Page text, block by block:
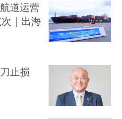
道运营
｜出海
止损